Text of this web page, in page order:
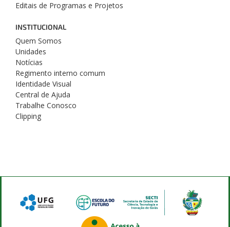
Editais de Programas e Projetos
INSTITUCIONAL
Quem Somos
Unidades
Notícias
Regimento interno comum
Identidade Visual
Central de Ajuda
Trabalhe Conosco
Clipping